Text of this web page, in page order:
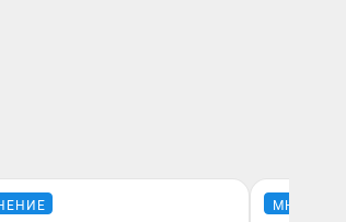
МНЕНИЕ